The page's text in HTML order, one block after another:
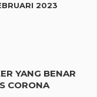
2023
YANG BENAR
CORONA